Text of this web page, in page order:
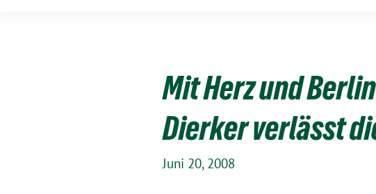
Mit Herz und
Dierker verlässt
Juni 20, 2008